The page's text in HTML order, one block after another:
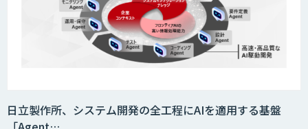
日立製作所、システム開発の全工程にAIを適用する基盤